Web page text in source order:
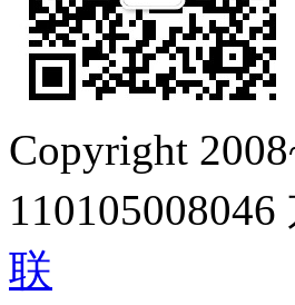
Copyright
110105008046
联